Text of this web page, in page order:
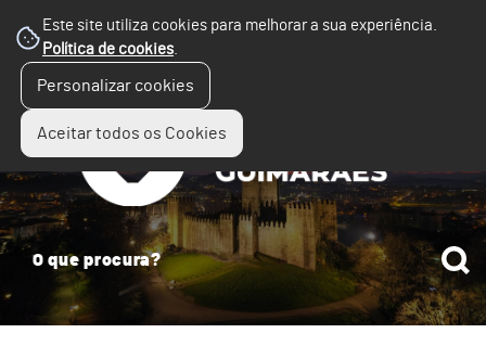
Este site utiliza cookies para melhorar a sua experiência.
Política de cookies.
Personalizar cookies
Aceitar todos os Cookies